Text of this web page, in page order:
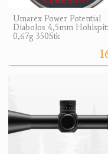
Umarex Power Potential
Diabolos 4,5mm
0,67g 350Stk